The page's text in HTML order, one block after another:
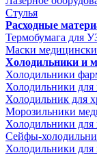
Стулья
Расходные
Термобумага для
Маски
Холодильники и
Холодильники
Холодильники для
Холодильник для
Морозильники
Холодильники для
Сейфы-
Холодильники для